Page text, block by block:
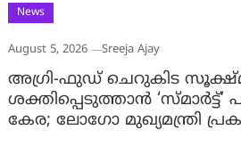
News
August 5, 2026 Sreeja Ajay
അഗ്രി-ഫുഡ് ചെറുകിട
ശക്തിപ്പെടുത്താന്‍ ‘സ്മാര്‍ട്ട്’
കേര; ലോഗോ മുഖ്യമന്ത്രി